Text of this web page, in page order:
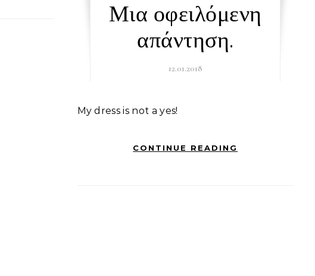
Μια οφειλόμενη
απάντηση.
12.01.2018
My dress is not a yes!
CONTINUE READING